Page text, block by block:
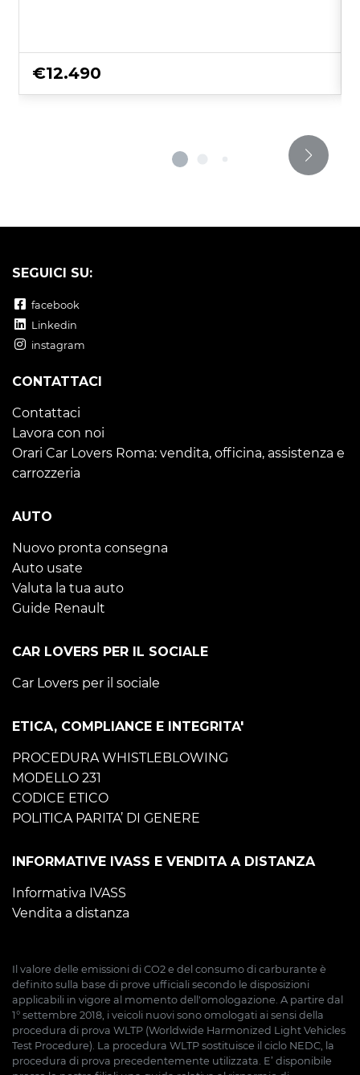
€12.490
SEGUICI SU:
facebook
Linkedin
instagram
CONTATTACI
Contattaci
Lavora con noi
Orari Car Lovers Roma: vendita, officina, assistenza e
carrozzeria
AUTO
Nuovo pronta consegna
Auto usate
Valuta la tua auto
Guide Renault
CAR LOVERS PER IL SOCIALE
Car Lovers per il sociale
ETICA, COMPLIANCE E INTEGRITA'
PROCEDURA WHISTLEBLOWING
MODELLO 231
CODICE ETICO
POLITICA PARITA’ DI GENERE
INFORMATIVE IVASS E VENDITA A DISTANZA
Informativa IVASS
Vendita a distanza
Il valore delle emissioni di CO2 e del consumo di carburante è
definito sulla base di prove ufficiali secondo le disposizioni
applicabili in vigore al momento dell'omologazione. A partire dal
1° settembre 2018, i veicoli nuovi sono omologati ai sensi della
procedura di prova WLTP (Worldwide Harmonized Light Vehicles
Test Procedure). La procedura WLTP sostituisce il ciclo NEDC, la
procedura di prova precedentemente utilizzata. E’ disponibile